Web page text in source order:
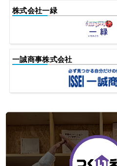
株式会社一緑
一誠商事株式会社